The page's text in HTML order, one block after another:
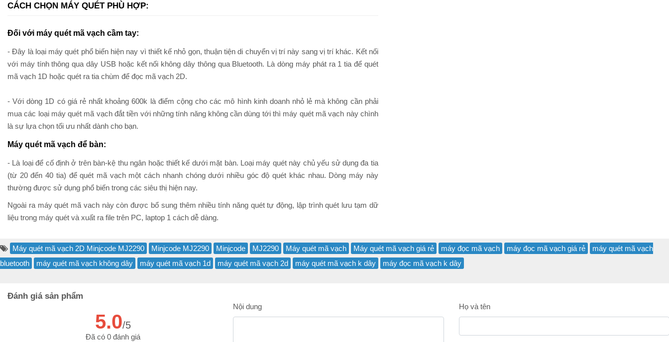
CÁCH CHỌN MÁY QUÉT PHÙ HỢP:
Đối với máy quét mã vạch cầm tay:
- Đây là loại máy quét phổ biến hiện nay vì thiết kế nhỏ gọn, thuận tiện di chuyển vị trí này sang vị trí khác. Kết nối
với máy tính thông qua dây USB hoặc kết nối không dây thông qua Bluetooth. Là dòng máy phát ra 1 tia để quét
mã vạch 1D hoặc quét ra tia chùm để đọc mã vạch 2D.
- Với dòng 1D có giá rẻ nhất khoảng 600k là điểm cộng cho các mô hình kinh doanh nhỏ lẻ mà không cần phải
mua các loại máy quét mã vạch đắt tiền với những tính năng không cần dùng tới thì máy quét mã vạch này chình
là sự lựa chọn tối ưu nhất dành cho bạn.
Máy quét mã vạch để bàn:
- Là loại để cố định ở trên bàn-kệ thu ngân hoặc thiết kế dưới mặt bàn. Loại máy quét này chủ yếu sử dụng đa tia
(từ 20 đến 40 tia) để quét mã vạch một cách nhanh chóng dưới nhiều góc độ quét khác nhau. Dòng máy này
thường được sử dụng phổ biến trong các siêu thị hiện nay.
Ngoài ra máy quét mã vach này còn được bổ sung thêm nhiều tính năng quét tự động, lập trình quét lưu tạm dữ
liệu trong máy quét và xuất ra file trên PC, laptop 1 cách dễ dàng.
Máy quét mã vạch 2D Minjcode MJ2290 Minjcode MJ2290 Minjcode MJ2290 Máy quét mã vạch Máy quét mã vạch giá rẻ máy đọc mã vạch máy đọc mã vạch giá rẻ
máy quét mã vạch
bluetooth
máy quét mã vạch không dây máy quét mã vạch 1d máy quét mã vạch 2d máy quét mã vạch k dây máy đọc mã vạch k dây
Đánh giá sản phẩm
5.0/5
Đã có 0 đánh giá
Nội dung Họ và tên